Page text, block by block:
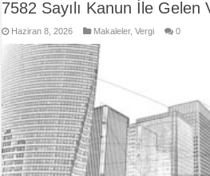
7582 Sayılı Kanun İle Gelen
Haziran 8, 2026 Makaleler,Vergi 0